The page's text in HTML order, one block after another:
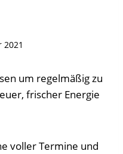
2021
um regelmäßig zu
frischer Energie
voller Termine und